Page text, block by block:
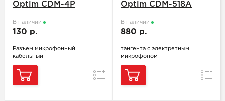
Optim CDM-4P
В наличии
130 р.
Разъем микрофонный
кабельный
Сравнение
Optim CDM-518A
В наличии
880 р.
тангента с электретным
микрофоном